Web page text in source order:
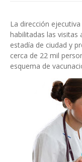
La dirección
habilitadas las visitas
estadía de ciudad y
cerca de 22 mil
esquema de